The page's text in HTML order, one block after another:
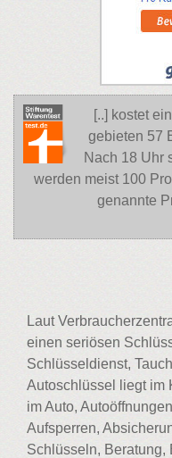
[..] kostet
gebieten 57
Nach 18 Uhr
werden meist 100
genannte
Laut
einen seriösen
Schlüsseldienst,
Autoschlüssel liegt im
im Auto,
Aufsperren,
Schlüsseln, Beratung,